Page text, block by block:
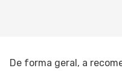
De forma geral, a